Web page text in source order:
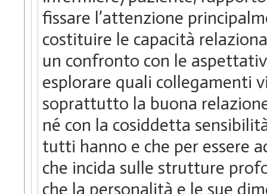
fissare l’attenzione
costituire le capacità
un confronto con le
esplorare quali collegamenti
soprattutto la buona
né con la cosiddetta
tutti hanno e che per essere
che incida sulle strutture
che la personalità e le sue